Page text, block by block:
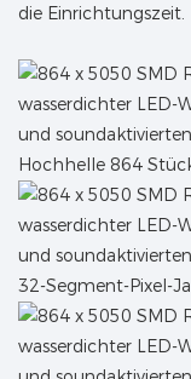
die Einrichtungszeit.
Hochhelle 864
32-Segment-Pixel-